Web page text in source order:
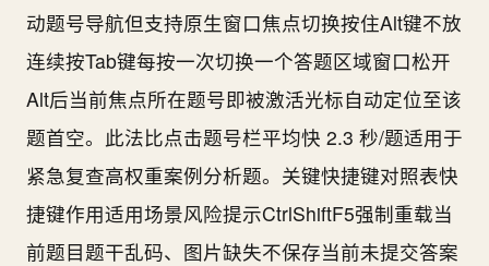
动题号导航但支持原生窗口焦点切换按住Alt键不放
连续按Tab键每按一次切换一个答题区域窗口松开
Alt后当前焦点所在题号即被激活光标自动定位至该
题首空。此法比点击题号栏平均快 2.3 秒/题适用于
紧急复查高权重案例分析题。关键快捷键对照表快
捷键作用适用场景风险提示CtrlShiftF5强制重载当
前题目题干乱码、图片缺失不保存当前未提交答案